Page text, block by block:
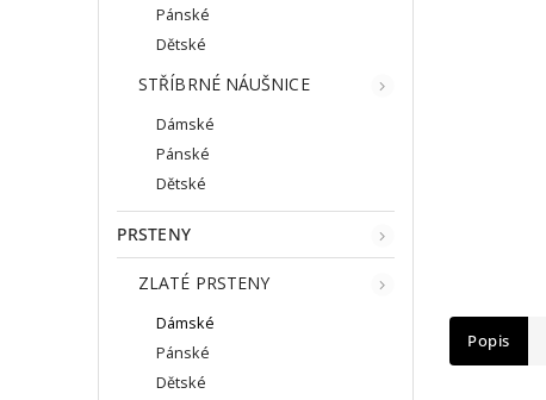
Pánské
Dětské
STŘÍBRNÉ NÁUŠNICE
Dámské
Pánské
Dětské
PRSTENY
ZLATÉ PRSTENY
Dámské
Pánské
Dětské
Popis